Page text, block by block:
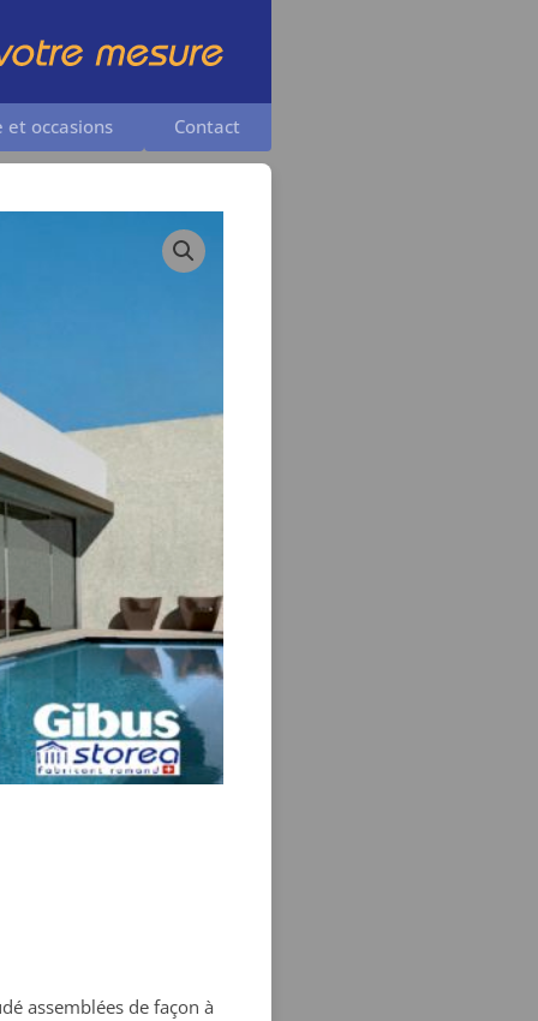
et occasions Contact
assemblées de façon à